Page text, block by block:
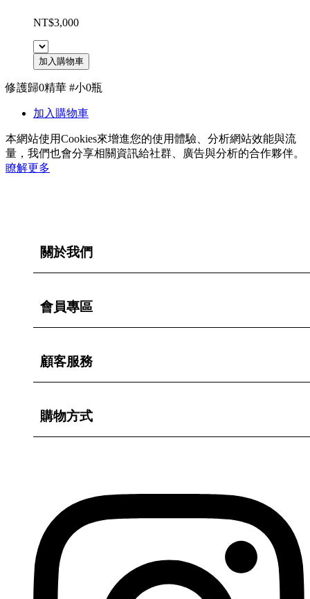
NT$3,000
加入購物車
修護歸0精華 #小0瓶
加入購物車
本網站使用Cookies來增進您的使用體驗、分析網站效能與流
量，我們也會分享相關資訊給社群、廣告與分析的合作夥伴。
瞭解更多
關於我們
會員專區
顧客服務
購物方式